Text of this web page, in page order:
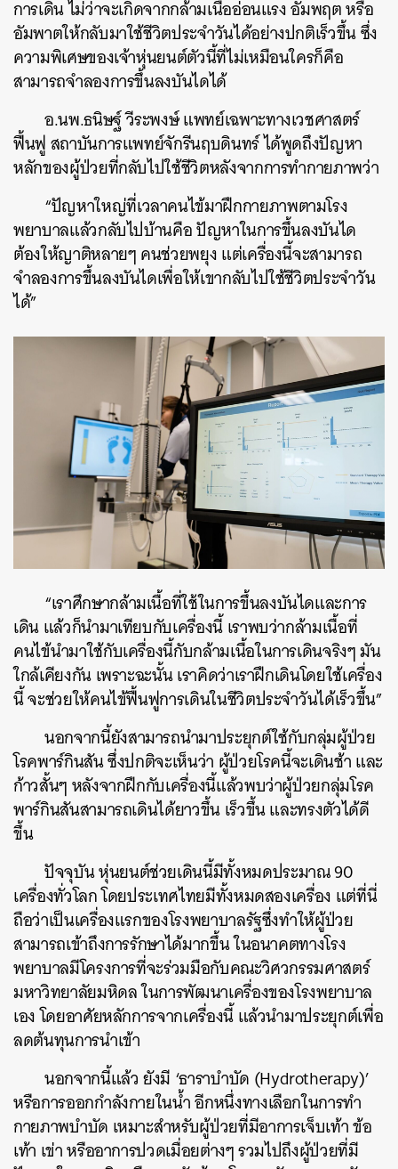
การเดิน ไม่ว่าจะเกิดจากกล้ามเนื้ออ่อนแรง อัมพฤต หรือ
อัมพาตให้กลับมาใช้ชีวิตประจำวันได้อย่างปกติเร็วขึ้น ซึ่ง
ความพิเศษของเจ้าหุ่นยนต์ตัวนี้ที่ไม่เหมือนใครก็คือ
สามารถจำลองการขึ้นลงบันไดได้
อ.นพ.ธนิษฐ์ วีระพงษ์ แพทย์เฉพาะทางเวชศาสตร์
ฟื้นฟู สถาบันการแพทย์จักรีนฤบดินทร์ ได้พูดถึงปัญหา
หลักของผู้ป่วยที่กลับไปใช้ชีวิตหลังจากการทำกายภาพว่า
“ปัญหาใหญ่ที่เวลาคนไข้มาฝึกกายภาพตามโรง
พยาบาลแล้วกลับไปบ้านคือ ปัญหาในการขึ้นลงบันได
ต้องให้ญาติหลายๆ คนช่วยพยุง แต่เครื่องนี้จะสามารถ
จำลองการขึ้นลงบันไดเพื่อให้เขากลับไปใช้ชีวิตประจำวัน
ได้”
“เราศึกษากล้ามเนื้อที่ใช้ในการขึ้นลงบันไดและการ
เดิน แล้วก็นำมาเทียบกับเครื่องนี้ เราพบว่ากล้ามเนื้อที่
คนไข้นำมาใช้กับเครื่องนี้กับกล้ามเนื้อในการเดินจริงๆ มัน
ใกล้เคียงกัน เพราะฉะนั้น เราคิดว่าเราฝึกเดินโดยใช้เครื่อง
นี้ จะช่วยให้คนไข้ฟื้นฟูการเดินในชีวิตประจำวันได้เร็วขึ้น”
นอกจากนี้ยังสามารถนำมาประยุกต์ใช้กับกลุ่มผู้ป่วย
โรคพาร์กินสัน ซึ่งปกติจะเห็นว่า ผู้ป่วยโรคนี้จะเดินช้า และ
ก้าวสั้นๆ หลังจากฝึกกับเครื่องนี้แล้วพบว่าผู้ป่วยกลุ่มโรค
พาร์กินสันสามารถเดินได้ยาวขึ้น เร็วขึ้น และทรงตัวได้ดี
ขึ้น
ปัจจุบัน หุ่นยนต์ช่วยเดินนี้มีทั้งหมดประมาณ 90
เครื่องทั่วโลก โดยประเทศไทยมีทั้งหมดสองเครื่อง แต่ที่นี่
ถือว่าเป็นเครื่องแรกของโรงพยาบาลรัฐซึ่งทำให้ผู้ป่วย
สามารถเข้าถึงการรักษาได้มากขึ้น ในอนาคตทางโรง
พยาบาลมีโครงการที่จะร่วมมือกับคณะวิศวกรรมศาสตร์
มหาวิทยาลัยมหิดล ในการพัฒนาเครื่องของโรงพยาบาล
เอง โดยอาศัยหลักการจากเครื่องนี้ แล้วนำมาประยุกต์เพื่อ
ลดต้นทุนการนำเข้า
นอกจากนี้แล้ว ยังมี ‘ธาราบำบัด (Hydrotherapy)’
หรือการออกกำลังกายในน้ำ อีกหนึ่งทางเลือกในการทำ
กายภาพบำบัด เหมาะสำหรับผู้ป่วยที่มีอาการเจ็บเท้า ข้อ
เท้า เข่า หรืออาการปวดเมื่อยต่างๆ รวมไปถึงผู้ป่วยที่มี
ค้นหา
SHARE TWEET LINE EMAIL